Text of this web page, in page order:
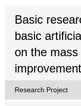
Basic
basic
on the
improvement
Research Project